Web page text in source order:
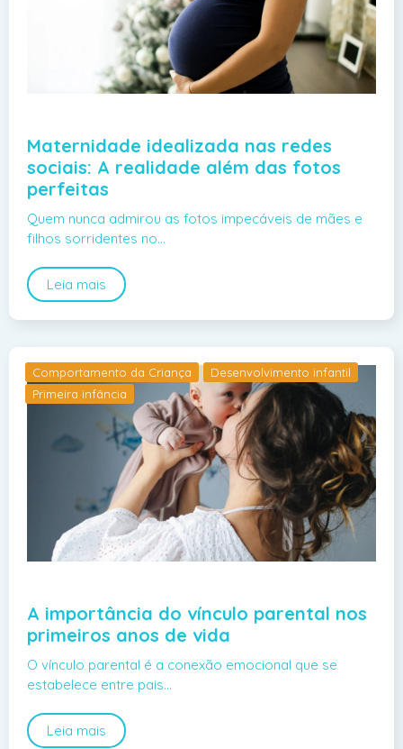
Maternidade idealizada nas redes
sociais: A realidade além das fotos
perfeitas
Quem nunca admirou as fotos impecáveis de mães e
filhos sorridentes no…
Leia mais
Comportamento da Criança
Desenvolvimento infantil
Primeira infância
A importância do vínculo parental nos
primeiros anos de vida
O vínculo parental é a conexão emocional que se
estabelece entre pais…
Leia mais